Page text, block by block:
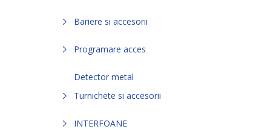
Bariere si accesorii
Programare acces
Detector metal
Turnichete si accesorii
INTERFOANE